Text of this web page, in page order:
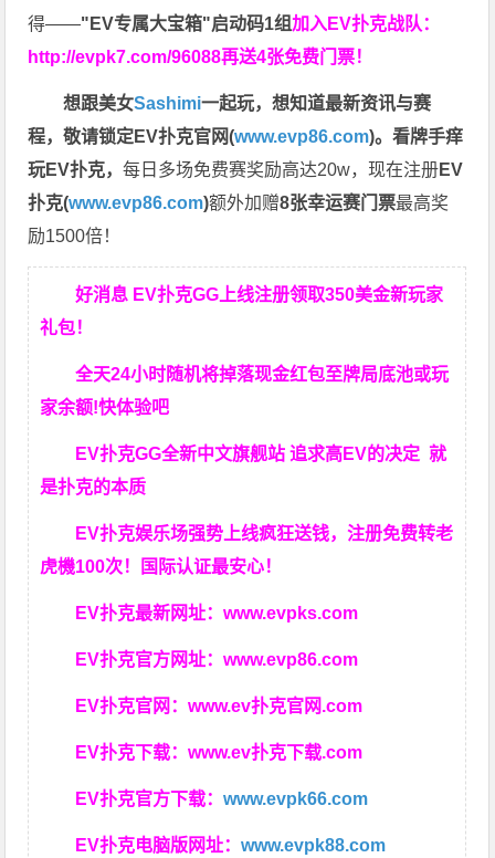
得——"EV专属大宝箱"启动码1组加入EV扑克战队：
http://evpk7.com/96088再送4张免费门票！
想跟美女Sashimi一起玩，想知道最新资讯与赛
程，敬请锁定EV扑克官网(www.evp86.com)。看牌手痒
玩EV扑克，每日多场免费赛奖励高达20w，现在注册EV
扑克(www.evp86.com)额外加赠8张幸运赛门票最高奖
励1500倍！
好消息 EV扑克GG上线注册领取350美金新玩家
礼包！
全天24小时随机将掉落现金红包至牌局底池或玩
家余额!快体验吧
EV扑克GG全新中文旗舰站 追求高EV的决定就
是扑克的本质
EV扑克娱乐场强势上线疯狂送钱，注册免费转老
虎機100次！国际认证最安心！
EV扑克最新网址：www.evpks.com
EV扑克官方网址：www.evp86.com
EV扑克官网：www.ev扑克官网.com
EV扑克下载：www.ev扑克下载.com
EV扑克官方下载：www.evpk66.com
EV扑克电脑版网址：www.evpk88.com